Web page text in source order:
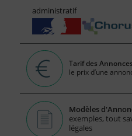
administratif
Tarif des
le prix d’une
Modèles
exemples, tout
légales